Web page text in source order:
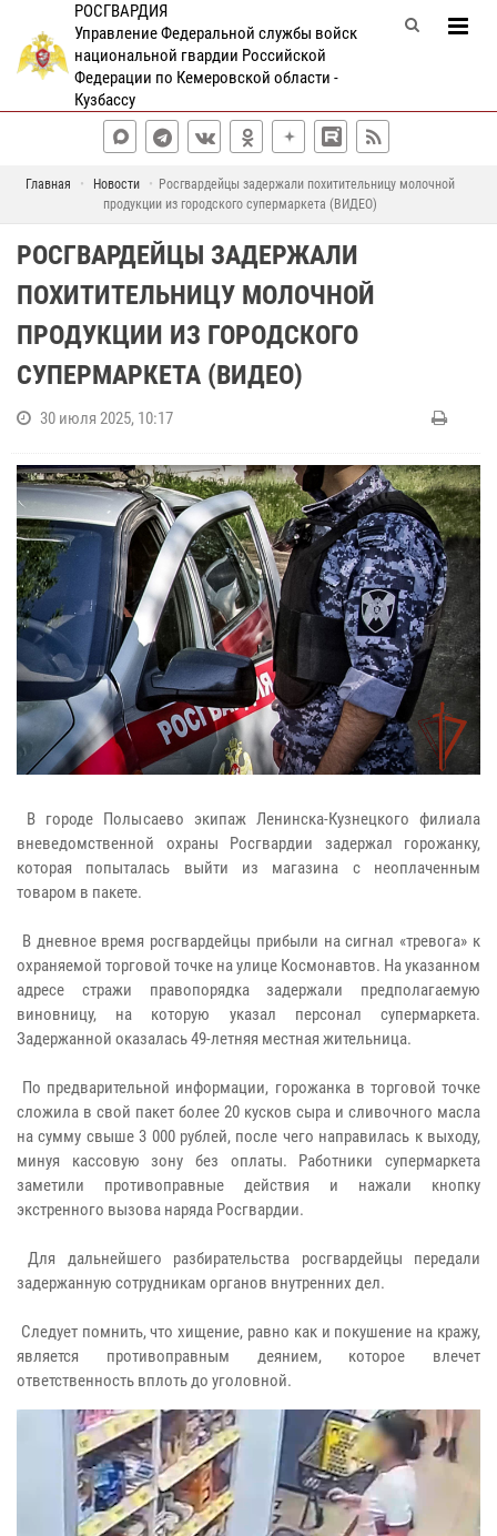
РОСГВАРДИЯ
Управление Федеральной службы войск
национальной гвардии Российской
Федерации по Кемеровской области -
Кузбассу
Главная Новости
Росгвардейцы задержали похитительницу молочной
продукции из городского супермаркета (ВИДЕО)
РОСГВАРДЕЙЦЫ ЗАДЕРЖАЛИ
ПОХИТИТЕЛЬНИЦУ МОЛОЧНОЙ
ПРОДУКЦИИ ИЗ ГОРОДСКОГО
СУПЕРМАРКЕТА (ВИДЕО)
30 июля 2025, 10:17
В городе Полысаево экипаж Ленинска-Кузнецкого филиала
вневедомственной охраны Росгвардии задержал горожанку,
которая попыталась выйти из магазина с неоплаченным
товаром в пакете.
В дневное время росгвардейцы прибыли на сигнал «тревога» к
охраняемой торговой точке на улице Космонавтов. На указанном
адресе стражи правопорядка задержали предполагаемую
виновницу, на которую указал персонал супермаркета.
Задержанной оказалась 49-летняя местная жительница.
По предварительной информации, горожанка в торговой точке
сложила в свой пакет более 20 кусков сыра и сливочного масла
на сумму свыше 3 000 рублей, после чего направилась к выходу,
минуя кассовую зону без оплаты. Работники супермаркета
заметили противоправные действия и нажали кнопку
экстренного вызова наряда Росгвардии.
Для дальнейшего разбирательства росгвардейцы передали
задержанную сотрудникам органов внутренних дел.
Следует помнить, что хищение, равно как и покушение на кражу,
является противоправным деянием, которое влечет
ответственность вплоть до уголовной.